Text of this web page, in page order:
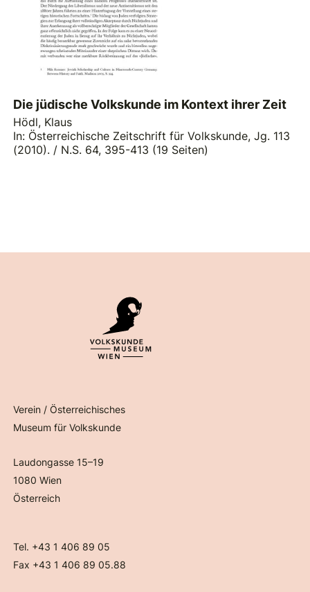
Die jüdische Volkskunde im Kontext ihrer Zeit
Hödl, Klaus
In: Österreichische Zeitschrift für Volkskunde, Jg. 113
(2010). / N.S. 64, 395-413 (19 Seiten)
Verein / Österreichisches
Museum für Volkskunde
Laudongasse 15–19
1080 Wien
Österreich
Tel. +43 1 406 89 05
Fax +43 1 406 89 05.88